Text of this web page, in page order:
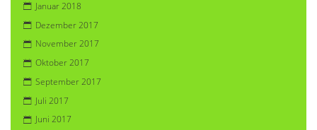
Januar 2018
Dezember 2017
November 2017
Oktober 2017
September 2017
Juli 2017
Juni 2017